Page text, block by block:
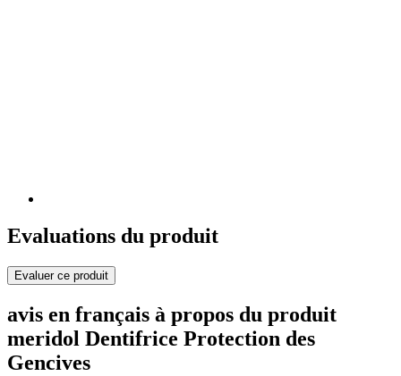
Evaluations du produit
Evaluer ce produit
avis en français à propos du produit
meridol Dentifrice Protection des
Gencives